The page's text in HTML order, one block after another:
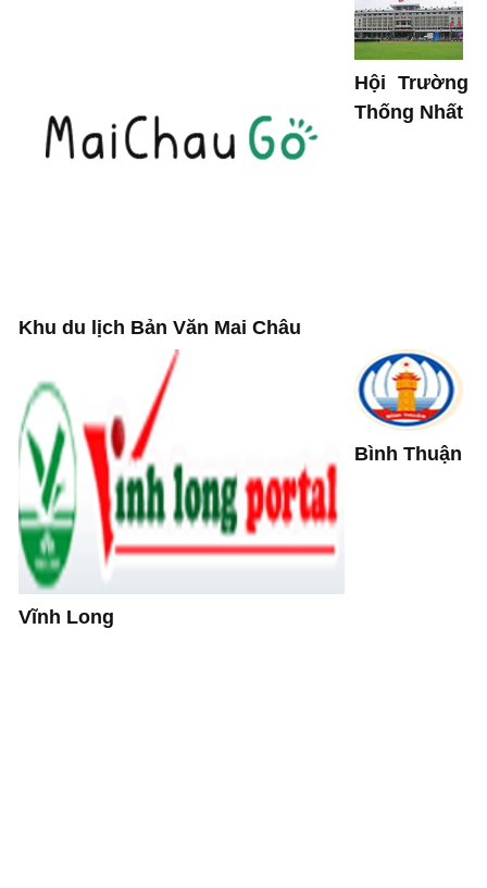
Khu du lịch Bản Văn Mai Châu
Hội Trường
Thống Nhất
Vĩnh Long
Bình Thuận